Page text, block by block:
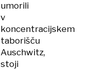
umorili
v
koncentracijskem
taborišču
Auschwitz,
stoji